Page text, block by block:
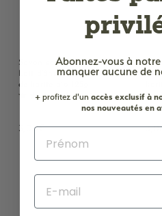
Savon solide parfumé au
Lait d'ânesse - Au beurre
de karité bio 125g
2221 avis
3,00€3
Abonnez-vous à
manquer aucune de
+ profitez d'un accès exclusif à
nos nouveautés en